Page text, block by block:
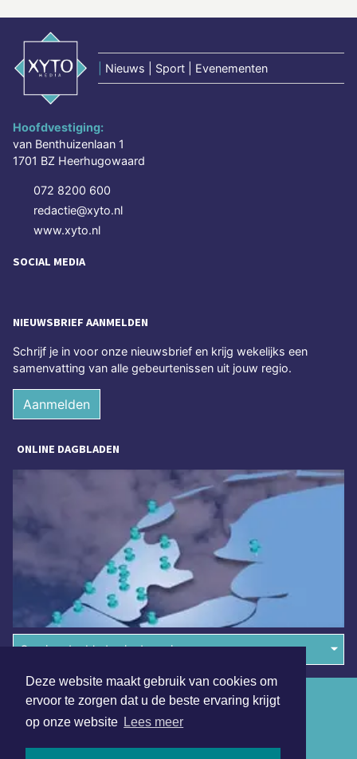
Deze website maakt gebruik van cookies om
ervoor te zorgen dat u de beste ervaring krijgt
op onze website Lees meer
Nieuws | Sport | Evenementen
Hoofdvestiging:
van Benthuizenlaan 1
1701 BZ Heerhugowaard
072 8200 600
redactie@xyto.nl
www.xyto.nl
SOCIAL MEDIA
NIEUWSBRIEF AANMELDEN
Schrijf je in voor onze nieuwsbrief en krijg wekelijks een
samenvatting van alle gebeurtenissen uit jouw regio.
Aanmelden
ONLINE DAGBLADEN
Overige dagbladen in de regio
Algemene voorwaarden
Disclaimer